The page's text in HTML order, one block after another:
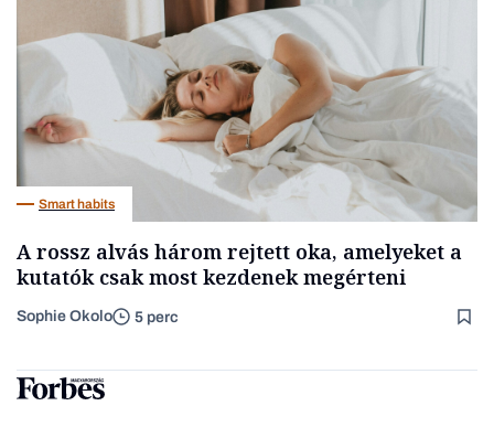
Smart habits
A rossz alvás három rejtett oka, amelyeket a
kutatók csak most kezdenek megérteni
Sophie Okolo 5 perc